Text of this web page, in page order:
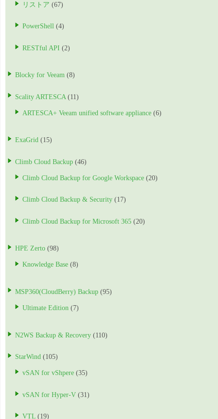
リストア (67)
PowerShell (4)
RESTful API (2)
Blocky for Veeam (8)
Scality ARTESCA (11)
ARTESCA+ Veeam unified software appliance (6)
ExaGrid (15)
Climb Cloud Backup (46)
Climb Cloud Backup for Google Workspace (20)
Climb Cloud Backup & Security (17)
Climb Cloud Backup for Microsoft 365 (20)
HPE Zerto (98)
Knowledge Base (8)
MSP360(CloudBerry) Backup (95)
Ultimate Edition (7)
N2WS Backup & Recovery (110)
StarWind (105)
vSAN for vShpere (35)
vSAN for Hyper-V (31)
VTL (19)